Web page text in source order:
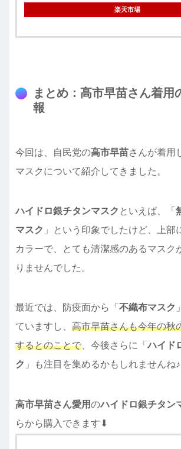
楽天市場
まとめ：高市早苗さん着用
報
今回は、自民党の高市早苗さんが着用
マスクについて紹介してきました。
ハイドロ銀チタンマスク といえば、「
マスク 」という印象でしたけど、上部
カラーで、とても清潔感のあるマスク
りませんでした。
最近では、防疫面から「 不織布マスク
ていますし、 高市早苗さんも今年の秋
するとのことで 、今後さらに「ハイド
ク 」も注目を集めるかもしれませんね♪
高市早苗さん愛用のハイドロ銀チタン
らから購入できます⬇︎